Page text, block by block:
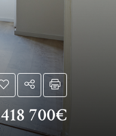
418 700€